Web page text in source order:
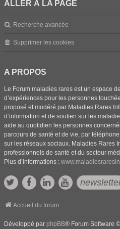
ALLER À LA PAGE
Recherche avancée
Supprimer les cookies
A PROPOS
Le Forum maladies rares est un espace
d’expériences pour les personnes
proposé et modéré par Maladies Rares
d’information et de soutien sur les
aide au quotidien les personnes
parcours de santé et de vie, par
sur les réseaux sociaux. Maladies Rares
professionnels de santé et du secteur
Plus d’informations :
Accueil du forum
Développé par phpBB® Forum Software